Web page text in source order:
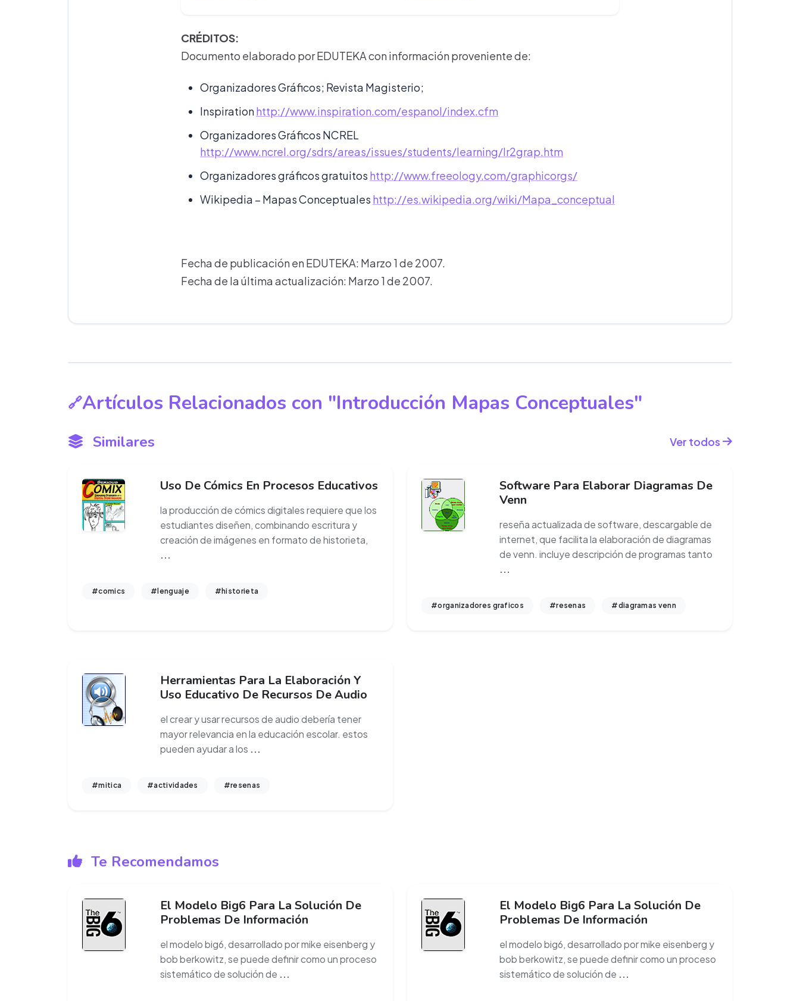
CRÉDITOS:
Documento elaborado por EDUTEKA con información proveniente de:
Organizadores Gráficos; Revista Magisterio;
Inspirationhttp://www.inspiration.com/espanol/index.cfm
Organizadores Gráficos NCREL
http://www.ncrel.org/sdrs/areas/issues/students/learning/lr2grap.htm
Organizadores gráficos gratuitos http://www.freeology.com/graphicorgs/
Wikipedia – Mapas Conceptuales http://es.wikipedia.org/wiki/Mapa_conceptual
Fecha de publicación en EDUTEKA: Marzo 1 de 2007.
Fecha de la última actualización: Marzo 1 de 2007.
Artículos Relacionados con "Introducción Mapas Conceptuales"
Similares Ver todos
Uso De Cómics En Procesos Educativos
la producción de cómics digitales requiere que los
estudiantes diseñen, combinando escritura y
creación de imágenes en formato de historieta,
...
#comics #lenguaje #historieta
Software Para Elaborar Diagramas De
Venn
reseña actualizada de software, descargable de
internet, que facilita la elaboración de diagramas
de venn. incluye descripción de programas tanto
...
#organizadores graficos #resenas #diagramas venn
Herramientas Para La Elaboración Y
Uso Educativo De Recursos De Audio
el crear y usar recursos de audio debería tener
mayor relevancia en la educación escolar. estos
pueden ayudar a los ...
#mitica #actividades #resenas
Te Recomendamos
El Modelo Big6 Para La Solución De
Problemas De Información
el modelo big6, desarrollado por mike eisenberg y
bob berkowitz, se puede definir como un proceso
sistemático de solución de ...
El Modelo Big6 Para La Solución De
Problemas De Información
el modelo big6, desarrollado por mike eisenberg y
bob berkowitz, se puede definir como un proceso
sistemático de solución de ...